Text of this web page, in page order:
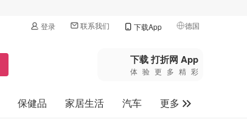
登录 联系我们 下载App 德国
🇺🇸美国
🇨🇳中国
🇨🇦加拿大
下载 打折网 App
体验更多精彩
保健品 家居生活 汽车
更多